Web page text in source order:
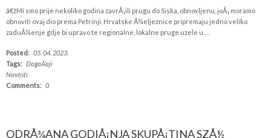
â€žMi smo prije nekoliko godina zavrÅ¡ili prugu do Siska, obnovljenu, joÅ¡ moramo
obnoviti ovaj dio prema Petrinji. Hrvatske Å¾eljeznice pripremaju jedno veliko
zaduÅ¾enje gdje bi upravo te regionalne, lokalne pruge uzele u …
Posted: 05. 04. 2023.
Tags: DogaÄ‘aji
Novosti
Comments: 0
ODRÅ¾ANA GODIÅ¡NJA SKUPÅ¡TINA SZÅ½